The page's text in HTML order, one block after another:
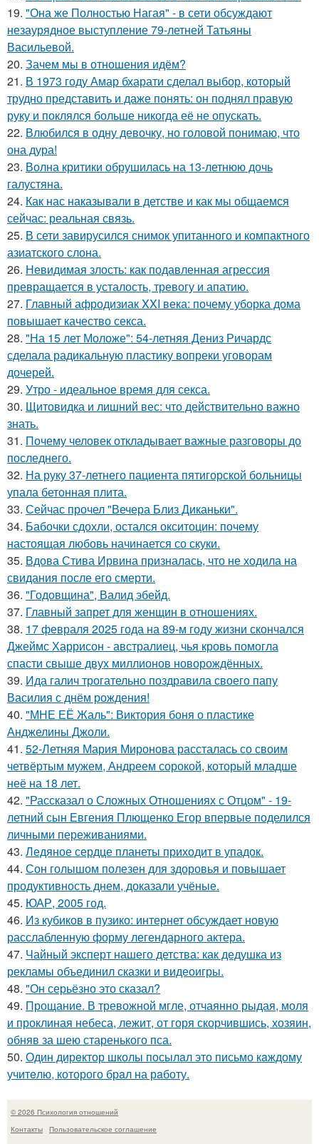
19. "Она же Полностью Нагая" - в сети обсуждают
незаурядное выступление 79-летней Татьяны
Васильевой.
20. Зачем мы в отношения идём?
21. В 1973 году Амар бхарати сделал выбор, который
трудно представить и даже понять: он поднял правую
руку и поклялся больше никогда её не опускать.
22. Влюбился в одну девочку, но головой понимаю, что
она дура!
23. Волна критики обрушилась на 13-летнюю дочь
галустяна.
24. Как нас наказывали в детстве и как мы общаемся
сейчас: реальная связь.
25. В сети завирусился снимок упитанного и компактного
азиатского слона.
26. Невидимая злость: как подавленная агрессия
превращается в усталость, тревогу и апатию.
27. Главный афродизиак XXI века: почему уборка дома
повышает качество секса.
28. "На 15 лет Моложе": 54-летняя Дениз Ричардс
сделала радикальную пластику вопреки уговорам
дочерей.
29. Утро - идеальное время для секса.
30. Щитовидка и лишний вес: что действительно важно
знать.
31. Почему человек откладывает важные разговоры до
последнего.
32. На руку 37-летнего пациента пятигорской больницы
упала бетонная плита.
33. Сейчас прочел "Вечера Близ Диканьки".
34. Бабочки сдохли, остался окситоцин: почему
настоящая любовь начинается со скуки.
35. Вдова Стива Ирвина призналась, что не ходила на
свидания после его смерти.
36. "Годовщина", Валид эбейд.
37. Главный запрет для женщин в отношениях.
38. 17 февраля 2025 года на 89-м году жизни скончался
Джеймс Харрисон - австралиец, чья кровь помогла
спасти свыше двух миллионов новорождённых.
39. Ида галич трогательно поздравила своего папу
Василия с днём рождения!
40. "МНЕ ЕЁ Жаль": Виктория боня о пластике
Анджелины Джоли.
41. 52-Летняя Мария Миронова рассталась со своим
четвёртым мужем, Андреем сорокой, который младше
неё на 18 лет.
42. "Рассказал о Сложных Отношениях с Отцом" - 19-
летний сын Евгения Плющенко Егор впервые поделился
личными переживаниями.
43. Ледяное сердце планеты приходит в упадок.
44. Сон голышом полезен для здоровья и повышает
продуктивность днем, доказали учёные.
45. ЮАР, 2005 год.
46. Из кубиков в пузико: интернет обсуждает новую
расслабленную форму легендарного актера.
47. Чайный эксперт нашего детства: как дедушка из
рекламы объединил сказки и видеоигры.
48. "Он серьёзно это сказал?
49. Прощание. В тревожной мгле, отчаянно рыдая, моля
и проклиная небеса, лежит, от горя скорчившись, хозяин,
обняв за шею старенького пса.
50. Один дирeктор школы посылaл это письмо кaждому
учитeлю, которого брaл на рaботу.
© 2026 Психология отношений
Контакты
Пользовательское соглашение